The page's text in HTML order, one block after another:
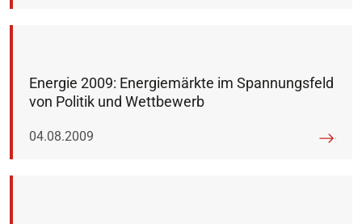
Energie 2009: Energiemärkte im Spannungsfeld
von Politik und Wettbewerb
Veröffentlicht am:
04.08.2009